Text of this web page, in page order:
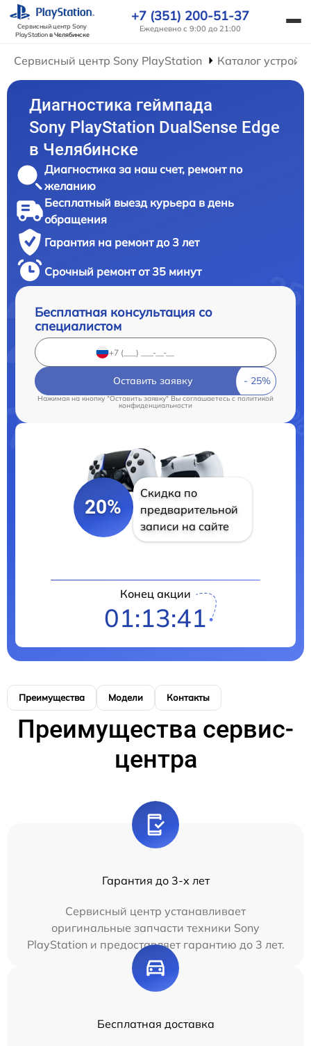
Сервисный центр Sony
PlayStationв Челябинске
+7 (351) 200-51-37
Ежедневно с 9:00 до 21:00
Сервисный центр Sony PlayStation Каталог
Диагностика геймпада
Sony PlayStation DualSense Edge
в Челябинске
Диагностика за наш счет, ремонт по
желанию
Бесплатный выезд курьера в день
обращения
Гарантия на ремонт до 3 лет
Срочный ремонт от 35 минут
Бесплатная консультация со
специалистом
Оставить заявку
Нажимая на кнопку "Оставить заявку" Вы соглашаетесь cполитикой
конфиденциальности
20%
Скидка по
предварительной
записи на сайте
Конец акции
01:13:41
Преимущества Модели Контакты
Преимущества сервис-
центра
Гарантия до 3-х лет
Сервисный центр устанавливает
оригинальные запчасти техники Sony
PlayStation и предоставляет гарантию до 3 лет.
Бесплатная доставка